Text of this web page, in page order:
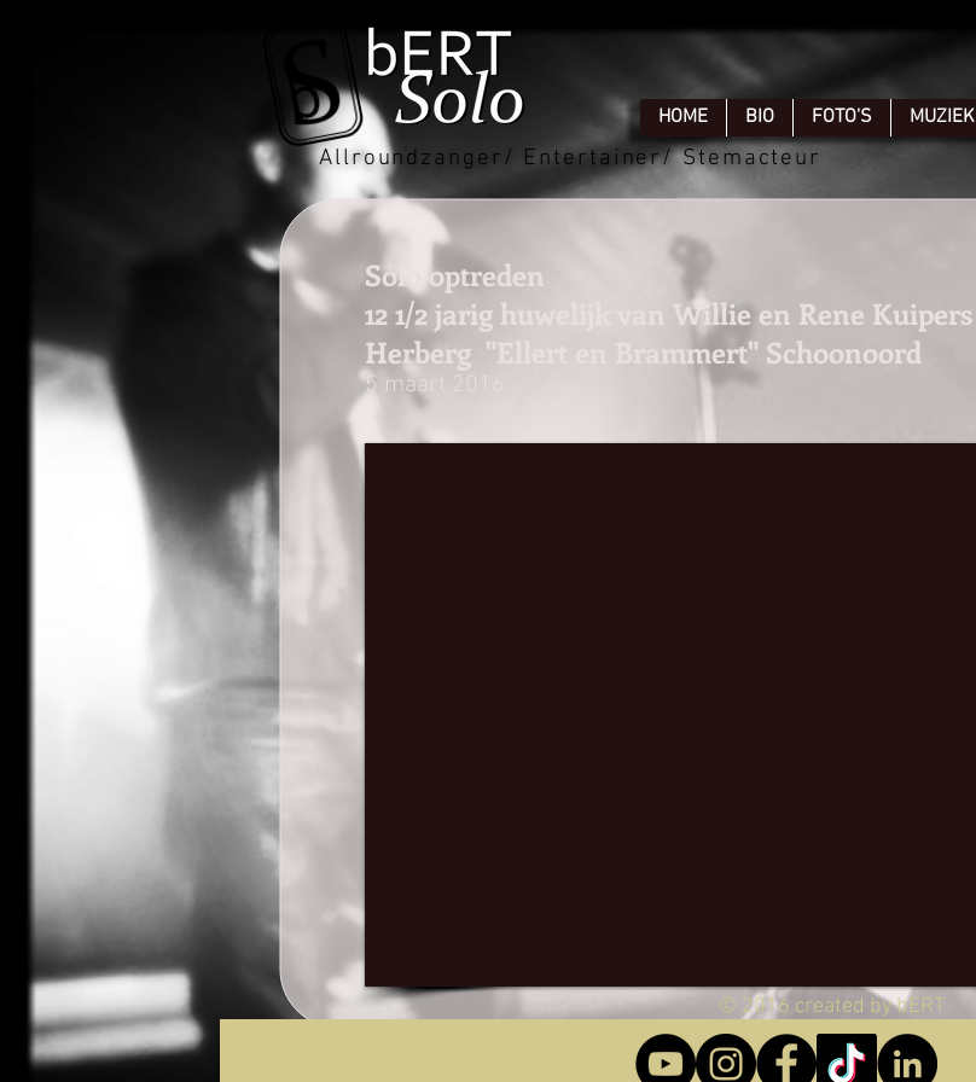
Allroundzanger/ Entertainer/ Stemacteur
HOME BIO FOTO'S MUZIEK
Solo optreden
12 1/2 jarig huwelijk van Willie en Rene Kuipers
Herberg "Ellert en Brammert" Schoonoord
5 maart 2016
© 2016 created by bERT